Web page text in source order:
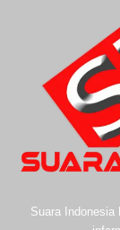
Suara Indonesia